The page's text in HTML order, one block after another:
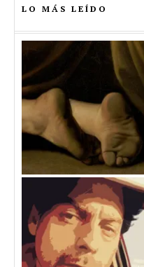
LO MÁS LEÍDO